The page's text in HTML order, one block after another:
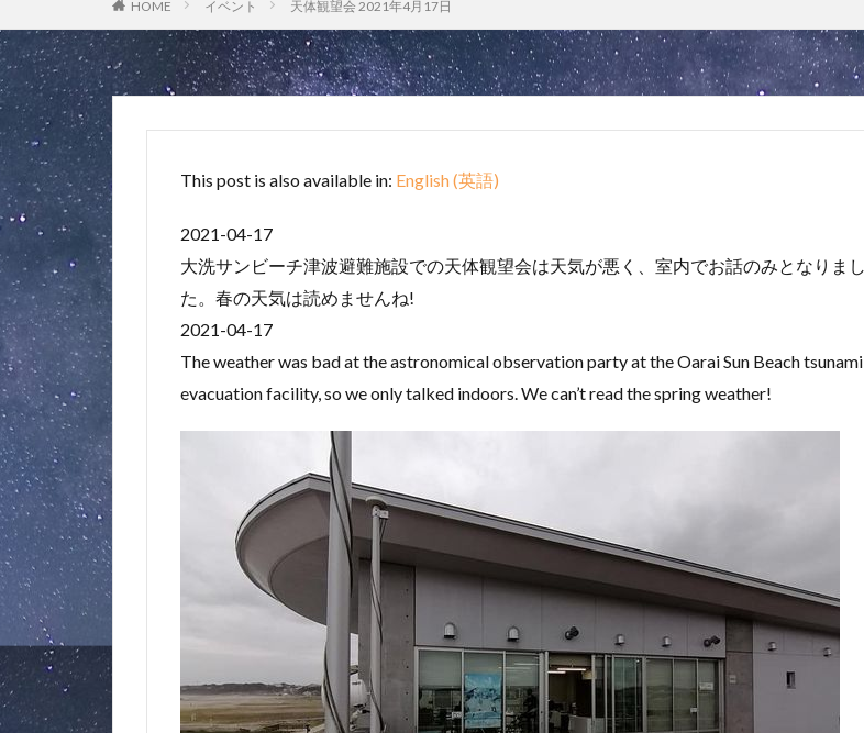
HOME イベント 天体観望会 2021年4月17日
This post is also available in: English(英語)
2021-04-17
大洗サンビーチ津波避難施設での天体観望会は天気が悪く、室内でお話のみとなりまし
た。春の天気は読めませんね!
2021-04-17
The weather was bad at the astronomical observation party at the Oarai Sun Beach tsunami
evacuation facility, so we only talked indoors. We can’t read the spring weather!